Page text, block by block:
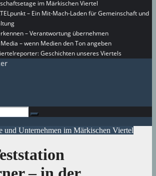
im Märkischen Viertel
– Ein Mit-Mach-Laden für Gemeinschaft und
– Verantwortung übernehmen
– wenn Medien den Ton angeben
Geschichten unseres Viertels
und Unternehmen im Märkischen Viertel